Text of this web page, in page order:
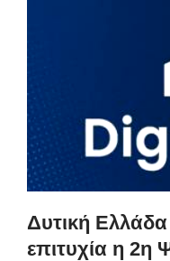
Δυτική
επιτυχία η 2η